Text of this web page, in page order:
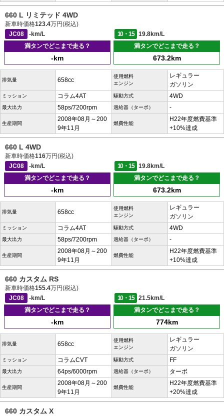
660 L リミテッド 4WD
新車時価格123.4万円(税込)
JC08
-km/L 10・15
19.8km/L
満タンでどこまで走る？
-km
満タンでどこまで走る？
673.2km
排気量 658cc
使用燃料
エンジン
レギュラー
ガソリン
ミッション コラム4AT 駆動方式 4WD
最大出力 58ps/7200rpm 過給器（ターボ） -
生産期間
2008年08月～200
9年11月
燃費性能
H22年度燃費基準
+10%達成
660 L 4WD
新車時価格116万円(税込)
JC08
-km/L 10・15
19.8km/L
満タンでどこまで走る？
-km
満タンでどこまで走る？
673.2km
排気量 658cc
使用燃料
エンジン
レギュラー
ガソリン
ミッション コラム4AT 駆動方式 4WD
最大出力 58ps/7200rpm 過給器（ターボ） -
生産期間
2008年08月～200
9年11月
燃費性能
H22年度燃費基準
+10%達成
660 カスタム RS
新車時価格155.4万円(税込)
JC08
-km/L 10・15
21.5km/L
満タンでどこまで走る？
-km
満タンでどこまで走る？
774km
排気量 658cc
使用燃料
エンジン
レギュラー
ガソリン
ミッション コラムCVT 駆動方式 FF
最大出力 64ps/6000rpm 過給器（ターボ） ターボ
生産期間
2008年08月～200
9年11月
燃費性能
H22年度燃費基準
+20%達成
660 カスタム X